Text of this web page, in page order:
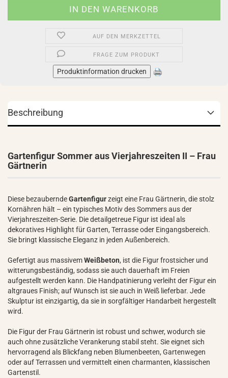
AUF DEN MERKZETTEL
FRAGE ZUM PRODUKT
Produktinformation drucken
Beschreibung
Gartenfigur Sommer aus Vierjahreszeiten II – Frau
Gärtnerin
Diese bezauberndeGartenfigurzeigt eine Frau Gärtnerin, die stolz
Kornähren hält – ein typisches Motiv des Sommers aus der
Vierjahreszeiten-Serie. Die detailgetreue Figur ist ideal als
dekoratives Highlight für Garten, Terrasse oder Eingangsbereich.
Sie bringt klassische Eleganz in jeden Außenbereich.
Gefertigt aus massivemWeißbeton, ist die Figur frostsicher und
witterungsbeständig, sodass sie auch dauerhaft im Freien
aufgestellt werden kann. Die Handpatinierung verleiht der Figur ein
altgraues Finish; auf Wunsch ist sie auch in Weiß lieferbar. Jede
Skulptur ist einzigartig, da sie in sorgfältiger Handarbeit hergestellt
wird.
Die Figur der Frau Gärtnerin ist robust und schwer, wodurch sie
auch ohne zusätzliche Verankerung stabil steht. Sie eignet sich
hervorragend als Blickfang neben Blumenbeeten, Gartenwegen
oder auf Terrassen und vermittelt einen charmanten, klassischen
Gartenstil.